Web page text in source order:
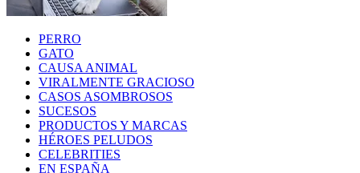
PERRO
GATO
CAUSA ANIMAL
VIRALMENTE GRACIOSO
CASOS ASOMBROSOS
SUCESOS
PRODUCTOS Y MARCAS
HÉROES PELUDOS
CELEBRITIES
EN ESPAÑA